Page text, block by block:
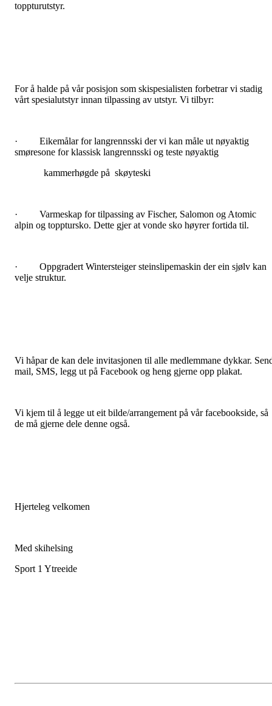
toppturutstyr.
For å halde på vår posisjon som skispesialisten forbetrar vi stadig
vårt spesialutstyr innan tilpassing av utstyr. Vi tilbyr:
· Eikemålar for langrennsski der vi kan måle ut nøyaktig
smøresone for klassisk langrennsski og teste nøyaktig
kammerhøgde på skøyteski
· Varmeskap for tilpassing av Fischer, Salomon og Atomic
alpin og topptursko. Dette gjer at vonde sko høyrer fortida til.
· Oppgradert Wintersteiger steinslipemaskin der ein sjølv kan
velje struktur.
Vi håpar de kan dele invitasjonen til alle medlemmane dykkar.
mail, SMS, legg ut på Facebook og heng gjerne opp plakat.
Vi kjem til å legge ut eit bilde/arrangement på vår facebookside, så
de må gjerne dele denne også.
Hjerteleg velkomen
Med skihelsing
Sport 1 Ytreeide